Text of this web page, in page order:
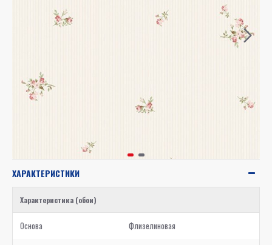
ХАРАКТЕРИСТИКИ
Характеристика (обои)
Основа Флизелиновая